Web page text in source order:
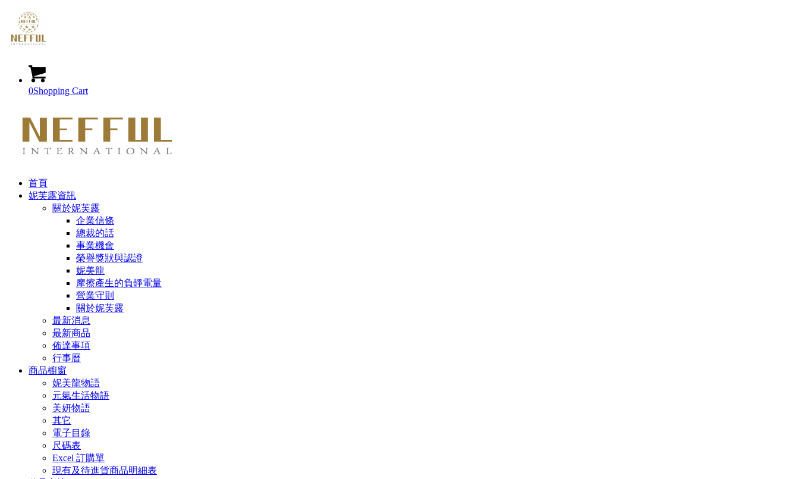
0Shopping Cart
首頁
妮芙露資訊
關於妮芙露
企業信條
總裁的話
事業機會
榮譽獎狀與認證
妮美龍
摩擦產生的負靜電量
營業守則
關於妮芙露
最新消息
最新商品
佈達事項
行事曆
商品櫥窗
妮美龍物語
元氣生活物語
美妍物語
其它
電子目錄
尺碼表
Excel 訂購單
現有及待進貨商品明細表